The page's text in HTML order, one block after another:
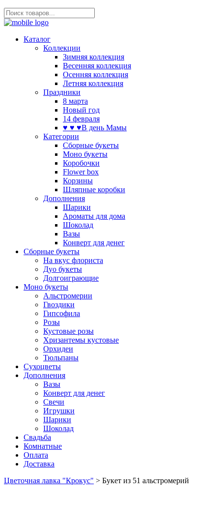
Каталог
Коллекции
Зимняя коллекция
Весенняя коллекция
Осенняя коллекция
Летняя коллекция
Праздники
8 марта
Новый год
14 февраля
♥ ♥ ♥В день Мамы
Категории
Сборные букеты
Моно букеты
Коробочки
Flower box
Корзины
Шляпные коробки
Дополнения
Шарики
Ароматы для дома
Шоколад
Вазы
Конверт для денег
Сборные букеты
На вкус флориста
Дуо букеты
Долгоиграющие
Моно букеты
Альстромерии
Гвоздики
Гипсофила
Розы
Кустовые розы
Хризантемы кустовые
Орхидеи
Тюльпаны
Сухоцветы
Дополнения
Вазы
Конверт для денег
Свечи
Игрушки
Шарики
Шоколад
Свадьба
Комнатные
Оплата
Доставка
Цветочная лавка "Крокус" > Букет из 51 альстромерий